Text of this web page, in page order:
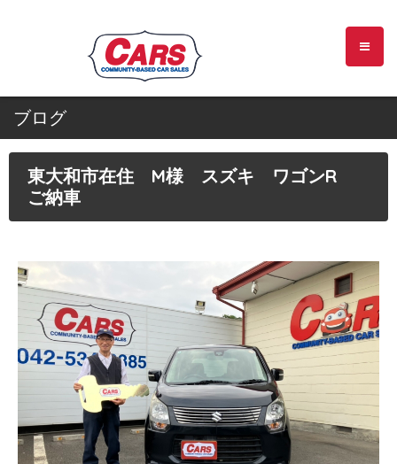
ブログ
東大和市在住 M様 スズキ ワゴンR
ご納車